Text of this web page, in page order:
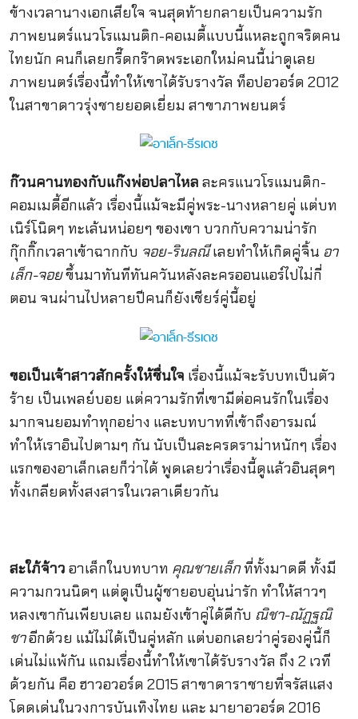
ข้างเวลานางเอกเสียใจ จนสุดท้ายกลายเป็นความรัก
ภาพยนตร์แนวโรแมนติก-คอเมดี้แบบนี้แหละถูกจริตคน
ไทยนัก คนก็เลยกรี๊ดกร๊าดพระเอกใหม่คนนี้น่าดูเลย
ภาพยนตร์เรื่องนี้ทำให้เขาได้รับรางวัล ท็อปอวอร์ด 2012
ในสาขาดาวรุ่งชายยอดเยี่ยม สาขาภาพยนตร์
ก๊วนคานทองกับแก๊งพ่อปลาไหล ละครแนวโรแมนติก-
คอมเมดี้อีกแล้ว เรื่องนี้แม้จะมีคู่พระ-นางหลายคู่ แต่บท
เนิร์โนิดๆ ทะเล้นหน่อยๆ ของเขา บวกกับความน่ารัก
กุ๊กกิ๊กเวลาเข้าฉากกับ จอย-รินลณีเลยทำให้เกิดคู่จิ้น อา
เล็ก-จอยขึ้นมาทันทีทันควันหลังละครออนแอร์ไปไม่กี่
ตอน จนผ่านไปหลายปีคนก็ยังเชียร์คู่นี้อยู่
ขอเป็นเจ้าสาวสักครั้งให้ชื่นใจ เรื่องนี้แม้จะรับบทเป็นตัว
ร้าย เป็นเพลย์บอย แต่ความรักที่เขามีต่อคนรักในเรื่อง
มากจนยอมทำทุกอย่าง และบทบาทที่เข้าถึงอารมณ์
ทำให้เราอินไปตามๆ กัน นับเป็นละครดราม่าหนักๆ เรื่อง
แรกของอาเล็กเลยก็ว่าได้ พูดเลยว่าเรื่องนี้ดูแล้วอินสุดๆ
ทั้งเกลียดทั้งสงสารในเวลาเดียวกัน
สะใภ้จ้าว อาเล็กในบทบาท คุณชายเล็กที่ทั้งมาดดี ทั้งมี
ความกวนนิดๆ แต่ดูเป็นผู้ชายอบอุ่นน่ารัก ทำให้สาวๆ
หลงเขากันเพียบเลย แถมยังเข้าคู่ได้ดีกับ ณิชา-ณัฏฐณิ
ชาอีกด้วย แม้ไม่ได้เป็นคู่หลัก แต่บอกเลยว่าคู่รองคู่นี้ก็
เด่นไม่แพ้กัน แถมเรื่องนี้ทำให้เขาได้รับรางวัล ถึง 2 เวที
ด้วยกัน คือ ฮาวอวอร์ด 2015 สาขาดาราชายที่จรัสแสง
โดดเด่นในวงการบันเทิงไทย และ มายาอวอร์ด 2016